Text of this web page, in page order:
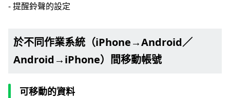
- 提醒鈴聲的設定
於不同作業系統（iPhone→Android／
Android→iPhone）間移動帳號
可移動的資料